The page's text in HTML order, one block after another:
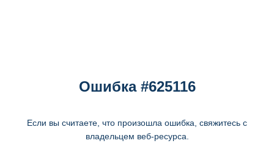
Ошибка #625116
Если вы считаете, что произошла ошибка, свяжитесь с
владельцем веб-ресурса.